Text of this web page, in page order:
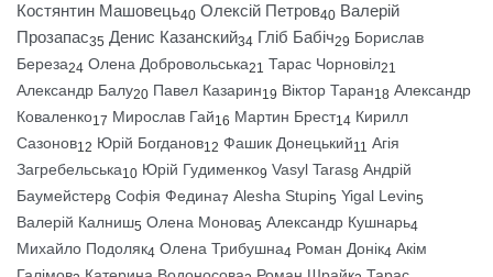
Костянтин Машовець40 Олексій Петров40 Валерій
Прозапас35 Денис Казанский34 Гліб Бабіч29 Борислав
Береза24 Олена Добровольська21 Тарас Чорновіл21
Александр Балу20 Павел Казарин19 Віктор Таран18 Александр
Коваленко17 Мирослав Гай16 Мартин Брест14 Кирилл
Сазонов12 Юрій Богданов12 Фашик Донецький11 Агія
Загребельська10 Юрій Гудименко9 Vasyl Taras8 Андрій
Баумейстер8 Софія Федина7 Alesha Stupin5 Yigal Levin5
Валерій Калниш5 Олена Монова5 Александр Кушнарь4
Михайло Подоляк4 Олена Трибушна4 Роман Донік4 Акім